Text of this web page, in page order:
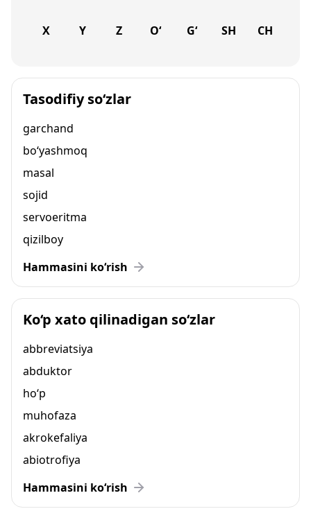
X Y Z O‘ G‘ SH CH
Tasodifiy so‘zlar
garchand
bo‘yashmoq
masal
sojid
servoeritma
qizilboy
Hammasini ko‘rish
Ko‘p xato qilinadigan so‘zlar
abbreviatsiya
abduktor
ho‘p
muhofaza
akrokefaliya
abiotrofiya
Hammasini ko‘rish